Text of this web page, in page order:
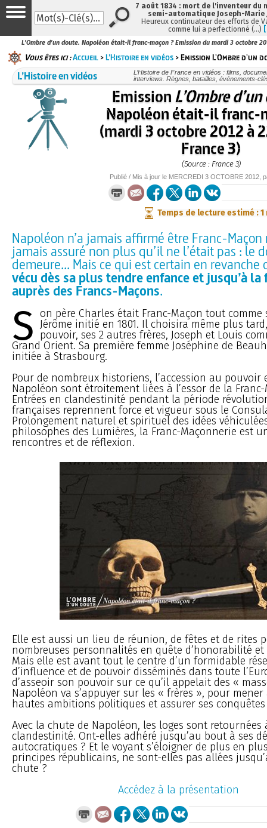
L’Ombre d’un doute. Napoléon était-il franc-maçon ? Emission du mardi 3 octobre
Vous êtes ici :Accueil >L’Histoire en vidéos > Emission L'Ombre d'un
L’Histoire en vidéos
L’Histoire de France en vidéos : films,
interviews. Règnes, batailles, événements-
EmissionL’Ombre
Napoléon était-il franc-
(mardi 3 octobre 2012 à
France 3)
(Source : France 3)
Publié / Mis à jour le MERCREDI 3 OCTOBRE 2012 ,
Temps de lecture estimé : 1
Napoléon n’a jamais affirmé être Franc-Maçon
jamais assuré non plus qu’il ne l’était pas : le
demeure... Mais ce qui est certain en revanche
vécu dès sa plus tendre enfance et jusqu’à la
auprès des Francs-Maçons.
S on père Charles était Franc-Maçon tout comme
Jérôme initié en 1801. Il choisira même plus
pouvoir, ses 2 autres frères, Joseph et Louis
Grand Orient. Sa première femme Joséphine de
initiée à Strasbourg.
Pour de nombreux historiens, l’accession au pouvoir
Napoléon sont étroitement liées à l’essor de la
Entrées en clandestinité pendant la période
françaises reprennent force et vigueur sous le
Prolongement naturel et spirituel des idées
philosophes des Lumières, la Franc-Maçonnerie est
rencontres et de réflexion.
Elle est aussi un lieu de réunion, de fêtes et de rites
nombreuses personnalités en quête d’honorabilité et
Mais elle est avant tout le centre d’un formidable
d’influence et de pouvoir disséminés dans toute
d’asseoir son pouvoir sur ce qu’il appelait des «
Napoléon va s’appuyer sur les « frères », pour mener
hautes ambitions politiques et assurer ses
Avec la chute de Napoléon, les loges sont
clandestinité. Ont-elles adhéré jusqu’au bout à ses
autocratiques ? Et le voyant s’éloigner de plus en
principes républicains, ne sont-elles pas allées
chute ?
Accédez à la présentation
7 août 1834 : mort de l'inventeur du
semi-automatique Joseph-Marie
Heureux continuateur des efforts de
comme lui a perfectionné (…)